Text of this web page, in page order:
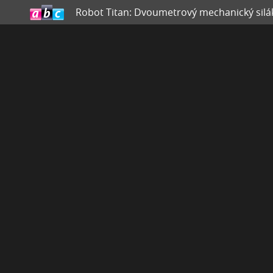
Robot Titan: Dvoumetrový mechanický